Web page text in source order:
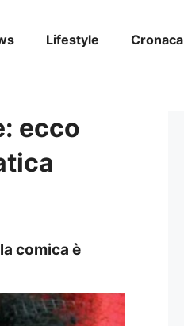
Lifestyle Cronaca
ecco
comica è